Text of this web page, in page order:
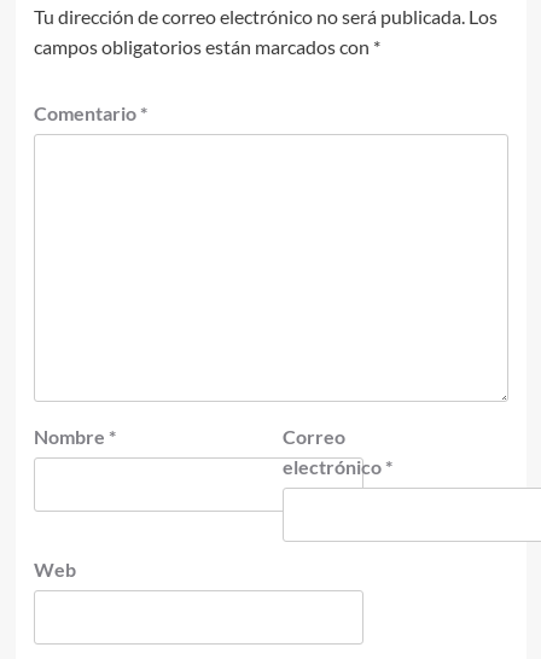
Tu dirección de correo electrónico no será publicada. Los
campos obligatorios están marcados con *
Comentario *
Nombre *
Correo
electrónico *
Web